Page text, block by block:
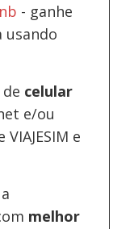
- ganhe
usando
celular
e/ou
VIAJESIM e
melhor